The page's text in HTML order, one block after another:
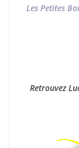
Les Petites
Retrouvez